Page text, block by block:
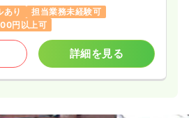
あり
担当業務未経験可
円以上可
詳細を見る